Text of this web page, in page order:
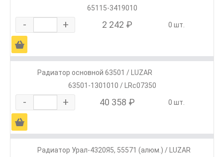
65115-3419010
- + 2 242 ₽ 0 шт.
Ä
Радиатор основной 63501 / LUZAR
63501-1301010 / LRc07350
- + 40 358 ₽ 0 шт.
Ä
Радиатор Урал-4320Я5, 55571 (алюм.) / LUZAR